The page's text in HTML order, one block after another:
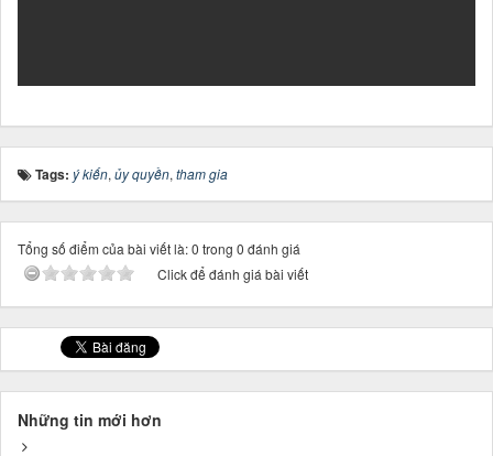
Tags: ý kiến, ủy quyền, tham gia
Tổng số điểm của bài viết là: 0 trong 0 đánh giá
Click để đánh giá bài viết
Những tin mới hơn